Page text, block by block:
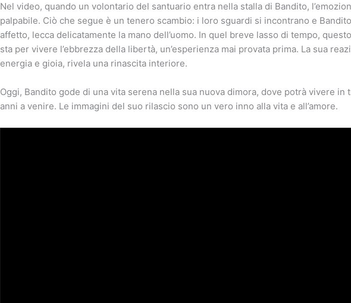
Nel video, quando un volontario del santuario entra nella stalla di Bandito,
palpabile. Ciò che segue è un tenero scambio: i loro sguardi si incontrano e
affetto, lecca delicatamente la mano dell’uomo. In quel breve lasso di tempo,
sta per vivere l’ebbrezza della libertà, un’esperienza mai provata prima. La sua
energia e gioia, rivela una rinascita interiore.
Oggi, Bandito gode di una vita serena nella sua nuova dimora, dove potrà vivere in
anni a venire. Le immagini del suo rilascio sono un vero inno alla vita e all’amore.